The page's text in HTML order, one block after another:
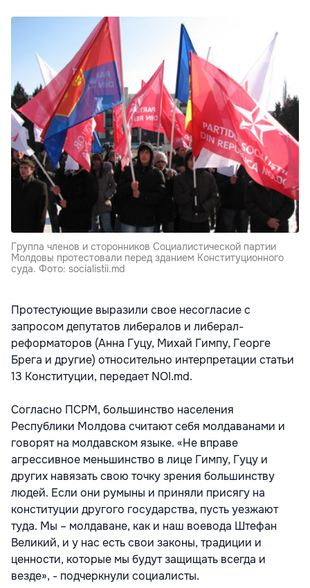
Группа членов и сторонников Социалистической партии
Молдовы протестовали перед зданием Конституционного
суда. Фото: socialistii.md
Протестующие выразили свое несогласие с
запросом депутатов либералов и либерал-
реформаторов (Анна Гуцу, Михай Гимпу, Георге
Брега и другие) относительно интерпретации статьи
13 Конституции, передает NOI.md.
Согласно ПСРМ, большинство населения
Республики Молдова считают себя молдаванами и
говорят на молдавском языке. «Не вправе
агрессивное меньшинство в лице Гимпу, Гуцу и
других навязать свою точку зрения большинству
людей. Если они румыны и приняли присягу на
конституции другого государства, пусть уезжают
туда. Мы – молдаване, как и наш воевода Штефан
Великий, и у нас есть свои законы, традиции и
ценности, которые мы будут защищать всегда и
везде», - подчеркнули социалисты.